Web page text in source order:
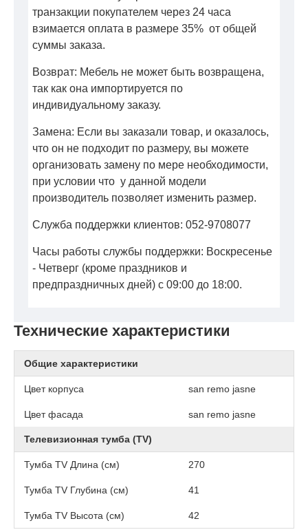
Технические характеристики
Общие характеристики
Цвет корпуса san remo jasne
Цвет фасада san remo jasne
Телевизионная тумба (TV)
Тумба TV Длина (см) 270
Тумба TV Глубина (см) 41
Тумба TV Высота (см) 42
транзакции покупателем через 24 часа
взимается оплата в размере 35% от общей
суммы заказа.
Возврат: Мебель не может быть возвращена,
так как она импортируется по
индивидуальному заказу.
Замена: Если вы заказали товар, и оказалось,
что он не подходит по размеру, вы можете
организовать замену по мере необходимости,
при условии что у данной модели
производитель позволяет изменить размер.
Служба поддержки клиентов: 052-9708077
Часы работы службы поддержки: Воскресенье
- Четверг (кроме праздников и
предпраздничных дней) с 09:00 до 18:00.